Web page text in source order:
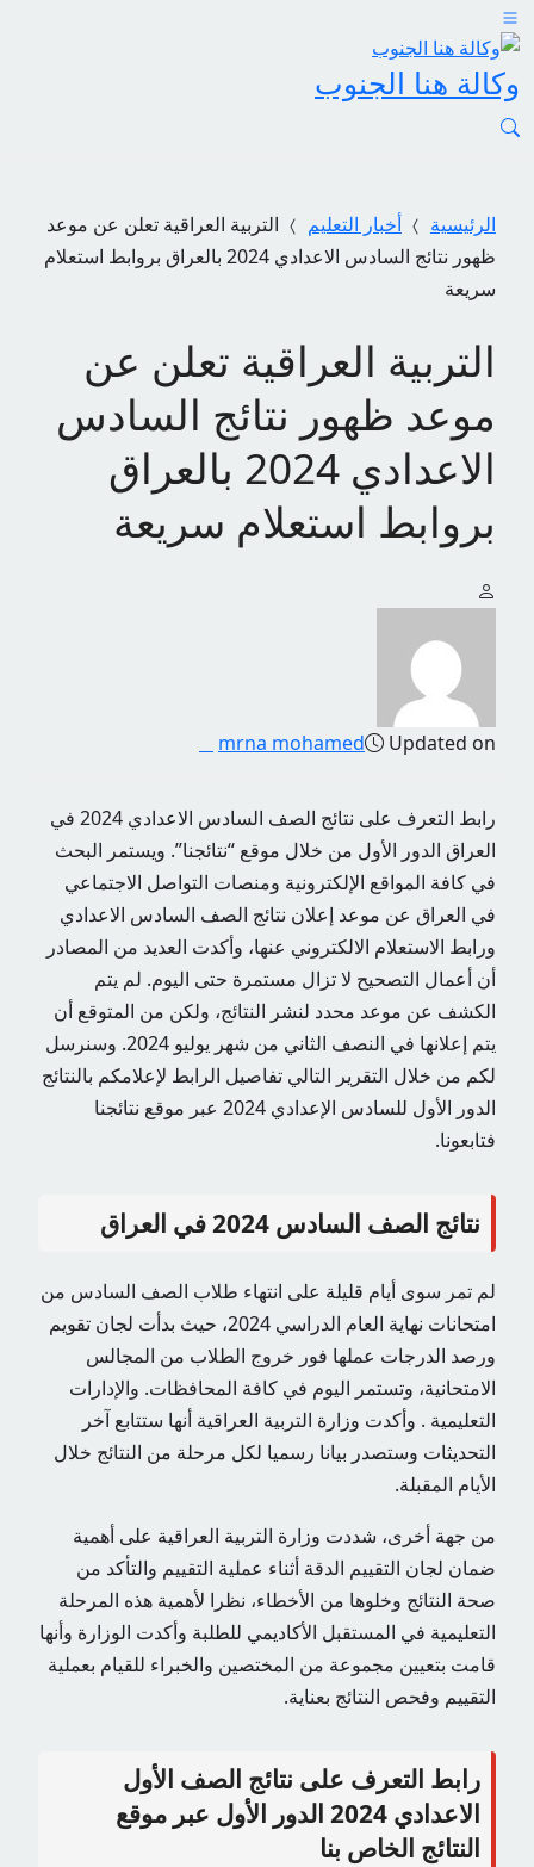
وكالة هنا الجنوب
الرئيسية أخبار التعليم
التربية العراقية تعلن عن موعد
ظهور نتائج السادس الاعدادي 2024 بالعراق بروابط استعلام
سريعة
التربية العراقية تعلن عن
موعد ظهور نتائج السادس
الاعدادي 2024 بالعراق
بروابط استعلام سريعة
mrna mohamed Updated on
رابط التعرف على نتائج الصف السادس الاعدادي 2024 في
العراق الدور الأول من خلال موقع “نتائجنا”. ويستمر البحث
في كافة المواقع الإلكترونية ومنصات التواصل الاجتماعي
في العراق عن موعد إعلان نتائج الصف السادس الاعدادي
ورابط الاستعلام الالكتروني عنها، وأكدت العديد من المصادر
أن أعمال التصحيح لا تزال مستمرة حتى اليوم. لم يتم
الكشف عن موعد محدد لنشر النتائج، ولكن من المتوقع أن
يتم إعلانها في النصف الثاني من شهر يوليو 2024. وسنرسل
لكم من خلال التقرير التالي تفاصيل الرابط لإعلامكم بالنتائج
الدور الأول للسادس الإعدادي 2024 عبر موقع نتائجنا
فتابعونا.
نتائج الصف السادس 2024 في العراق
لم تمر سوى أيام قليلة على انتهاء طلاب الصف السادس من
امتحانات نهاية العام الدراسي 2024، حيث بدأت لجان تقويم
ورصد الدرجات عملها فور خروج الطلاب من المجالس
الامتحانية، وتستمر اليوم في كافة المحافظات. والإدارات
التعليمية . وأكدت وزارة التربية العراقية أنها ستتابع آخر
التحديثات وستصدر بيانا رسميا لكل مرحلة من النتائج خلال
الأيام المقبلة.
من جهة أخرى، شددت وزارة التربية العراقية على أهمية
ضمان لجان التقييم الدقة أثناء عملية التقييم والتأكد من
صحة النتائج وخلوها من الأخطاء، نظرا لأهمية هذه المرحلة
التعليمية في المستقبل الأكاديمي للطلبة وأكدت الوزارة وأنها
قامت بتعيين مجموعة من المختصين والخبراء للقيام بعملية
التقييم وفحص النتائج بعناية.
رابط التعرف على نتائج الصف الأول
الاعدادي 2024 الدور الأول عبر موقع
النتائج الخاص بنا